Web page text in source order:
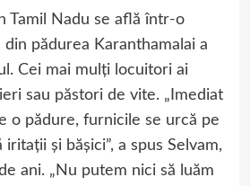
Tamil Nadu se află într-o
pădurea Karanthamalai a
Cei mai mulți locuitori ai
sau păstori de vite. „Imediat
o pădure, furnicile se urcă pe
și bășici”, a spus Selvam,
ani. „Nu putem nici să luăm